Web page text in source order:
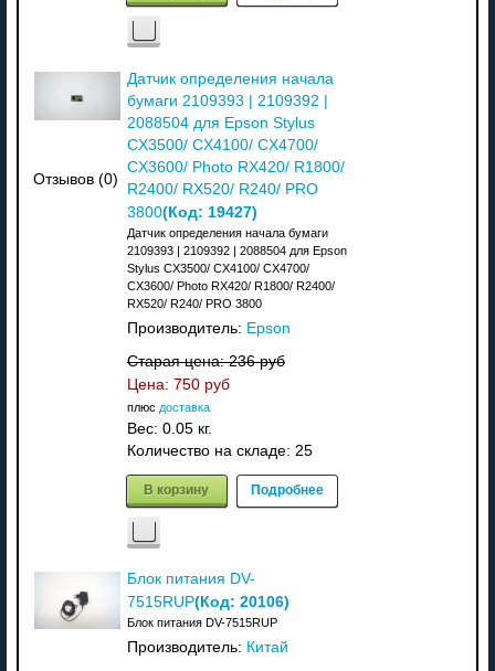
Отзывов (0)
Датчик определения начала
бумаги 2109393 | 2109392 |
2088504 для Epson Stylus
CX3500/ CX4100/ CX4700/
CX3600/ Photo RX420/ R1800/
R2400/ RX520/ R240/ PRO
3800(Код: 19427)
Датчик определения начала бумаги
2109393 | 2109392 | 2088504 для Epson
Stylus CX3500/ CX4100/ CX4700/
CX3600/ Photo RX420/ R1800/ R2400/
RX520/ R240/ PRO 3800
Производитель: Epson
Старая цена:236 руб
Цена: 750 руб
плюс доставка
Вес: 0.05 кг.
Количество на складе: 25
В корзину Подробнее
Блок питания DV-
7515RUP(Код: 20106)
Блок питания DV-7515RUP
Производитель: Китай